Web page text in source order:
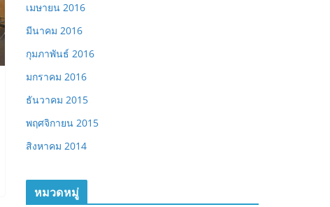
เมษายน 2016
มีนาคม 2016
กุมภาพันธ์ 2016
มกราคม 2016
ธันวาคม 2015
พฤศจิกายน 2015
สิงหาคม 2014
หมวดหมู่